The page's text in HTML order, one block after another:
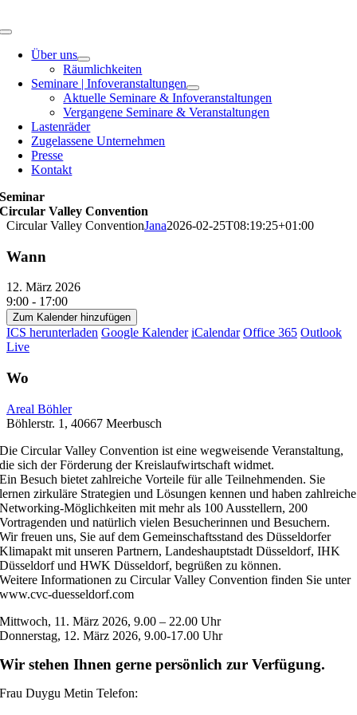
Inhalt
Toggle
NavigationÜber uns
Räumlichkeiten
Seminare | Infoveranstaltungen
Aktuelle Seminare & Infoveranstaltungen
Vergangene Seminare & Veranstaltungen
Lastenräder
Zugelassene Unternehmen
Presse
Kontakt
Seminar
Circular Valley Convention
Circular Valley ConventionJana2026-02-25T08:19:25+01:00
Wann
12. März 2026
9:00 - 17:00
Zum Kalender hinzufügen
ICS herunterladen Google Kalender iCalendar Office 365 Outlook
Live
Wo
Areal Böhler
Böhlerstr. 1, 40667 Meerbusch
Die Circular Valley Convention ist eine wegweisende Veranstaltung,
die sich der Förderung der Kreislaufwirtschaft widmet.
Ein Besuch bietet zahlreiche Vorteile für alle Teilnehmenden. Sie
lernen zirkuläre Strategien und Lösungen kennen und haben zahlreiche
Networking-Möglichkeiten mit mehr als 100 Ausstellern, 200
Vortragenden und natürlich vielen Besucherinnen und Besuchern.
Wir freuen uns, Sie auf dem Gemeinschaftsstand des Düsseldorfer
Klimapakt mit unseren Partnern, Landeshauptstadt Düsseldorf, IHK
Düsseldorf und HWK Düsseldorf, begrüßen zu können.
Weitere Informationen zu Circular Valley Convention finden Sie unter
www.cvc-duesseldorf.com
Mittwoch, 11. März 2026, 9.00 – 22.00 Uhr
Donnerstag, 12. März 2026, 9.00-17.00 Uhr
Wir stehen Ihnen gerne persönlich zur Verfügung.
Frau Duygu Metin Telefon: